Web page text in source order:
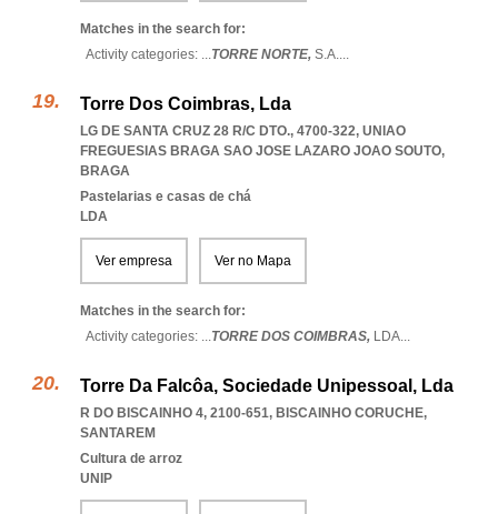
Matches in the search for:
Activity categories: ...TORRE NORTE, S.A....
Torre Dos Coimbras, Lda
LG DE SANTA CRUZ 28 R/C DTO., 4700-322, UNIAO
FREGUESIAS BRAGA SAO JOSE LAZARO JOAO SOUTO,
BRAGA
Pastelarias e casas de chá
LDA
Ver empresa Ver no Mapa
Matches in the search for:
Activity categories: ...TORRE DOS COIMBRAS, LDA...
Torre Da Falcôa, Sociedade Unipessoal, Lda
R DO BISCAINHO 4, 2100-651, BISCAINHO CORUCHE,
SANTAREM
Cultura de arroz
UNIP